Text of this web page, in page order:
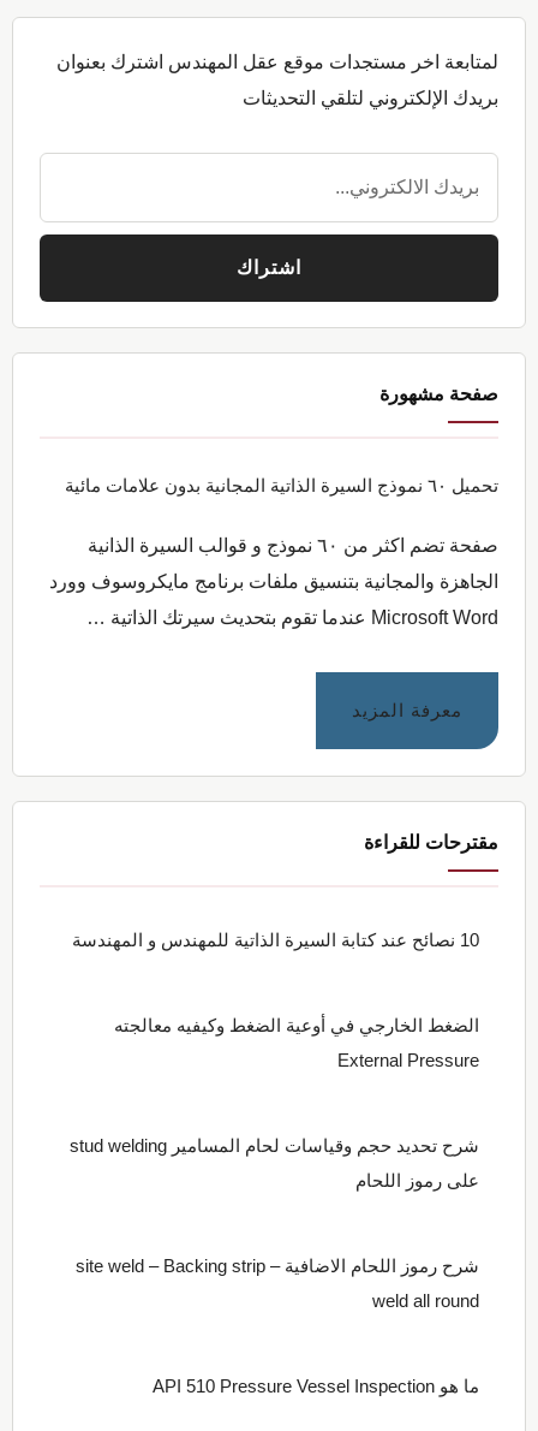
لمتابعة اخر مستجدات موقع عقل المهندس اشترك بعنوان
بريدك الإلكتروني لتلقي التحديثات
صفحة مشهورة
تحميل ٦٠ نموذج السيرة الذاتية المجانية بدون علامات مائية
صفحة تضم اكثر من ٦٠ نموذج و قوالب السيرة الذانية
الجاهزة والمجانية بتنسيق ملفات برنامج مايكروسوف وورد
Microsoft Word عندما تقوم بتحديث سيرتك الذاتية …
معرفة المزيد
السيرة
مائية
مقترحات للقراءة
10 نصائح عند كتابة السيرة الذاتية للمهندس و المهندسة
الضغط الخارجي في أوعية الضغط وكيفيه معالجته
External Pressure
شرح تحديد حجم وقياسات لحام المسامير stud welding
على رموز اللحام
شرح رموز اللحام الاضافية site weld – Backing strip –
weld all round
ما هو API 510 Pressure Vessel Inspection